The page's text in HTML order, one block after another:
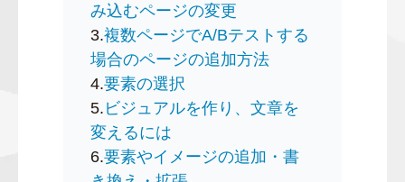
み込むページの変更
3.複数ページでA/Bテストする
場合のページの追加方法
4.要素の選択
5. ビジュアルを作り、文章を
変えるには
6.要素やイメージの追加・書